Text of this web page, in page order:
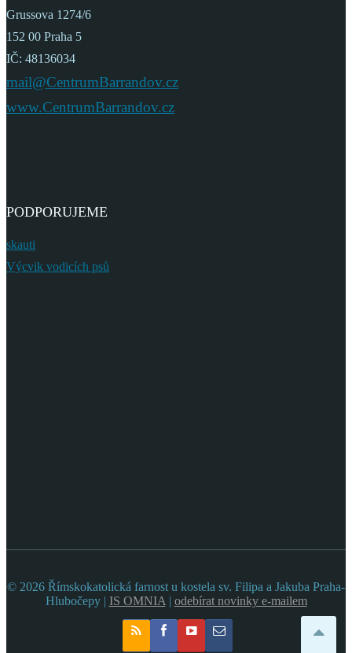
Grussova 1274/6
152 00 Praha 5
IČ: 48136034
mail@CentrumBarrandov.cz
www.CentrumBarrandov.cz
PODPORUJEME
skauti
Výcvik vodicích psů
© 2026 Římskokatolická farnost u kostela sv. Filipa a Jakuba Praha-
Hlubočepy | IS OMNIA | odebírat novinky e-mailem